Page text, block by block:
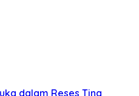
dalam Reses Tina